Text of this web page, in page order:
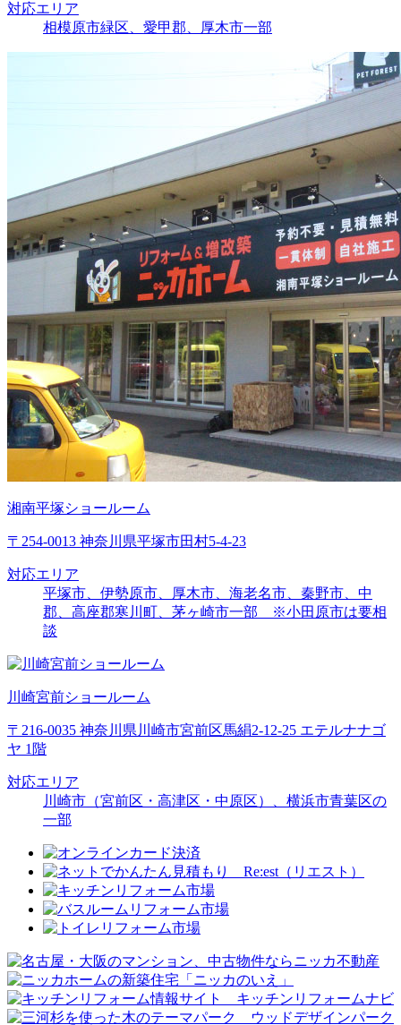
対応エリア
相模原市緑区、愛甲郡、厚木市一部
湘南平塚ショールーム
〒254-0013 神奈川県平塚市田村5-4-23
対応エリア
平塚市、伊勢原市、厚木市、海老名市、秦野市、中
郡、高座郡寒川町、茅ヶ崎市一部 ※小田原市は要相
談
川崎宮前ショールーム
〒216-0035 神奈川県川崎市宮前区馬絹2-12-25 エテルナナゴ
ヤ 1階
対応エリア
川崎市（宮前区・高津区・中原区）、横浜市青葉区の
一部